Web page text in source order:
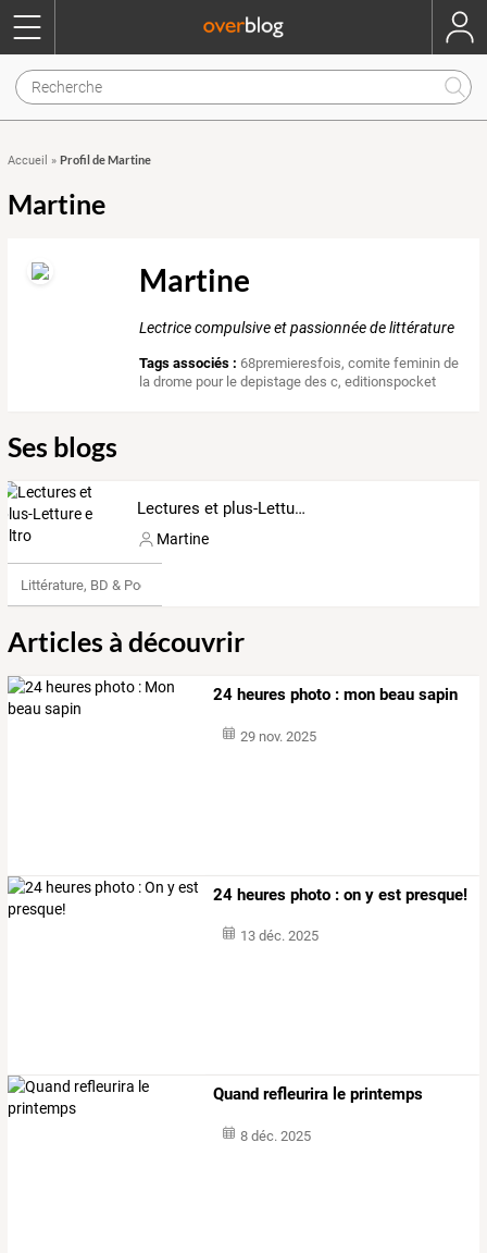
Accueil » Profil de Martine
Martine
Martine
Lectrice compulsive et passionnée de littérature
Tags associés : 68premieresfois,comite feminin de
la drome pour le depistage des c,editionspocket
Ses blogs
Lectures et plus-Letture e altro
Martine
Littérature, BD & Poésie
Articles à découvrir
24 heures photo : mon beau sapin
29 nov. 2025
24 heures photo : on y est presque!
13 déc. 2025
Quand refleurira le printemps
8 déc. 2025